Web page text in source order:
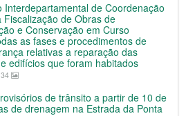
Interdepartamental de Coordenação
de Obras de
e Conservação em Curso
as fases e procedimentos de
relativas a reparação das
edifícios que foram habitados
de trânsito a partir de 10 de
de drenagem na Estrada da Ponta